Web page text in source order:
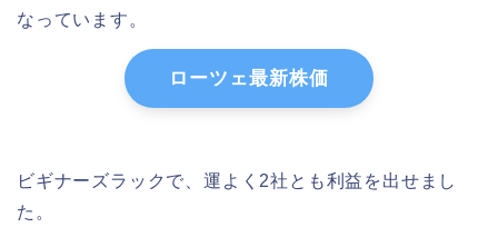
なっています。
ローツェ最新株価
ビギナーズラックで、運よく2社とも利益を出せまし
た。